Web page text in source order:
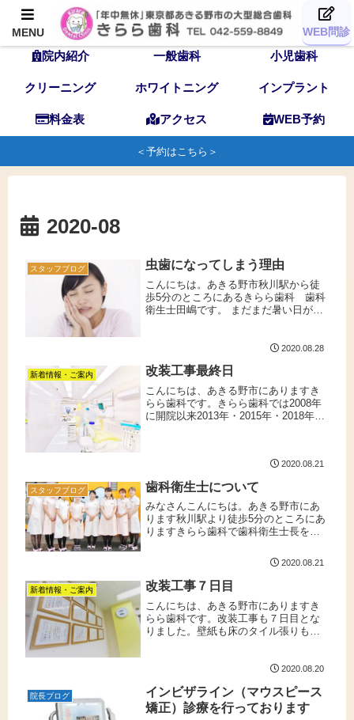
TOP 歯科医師 スタッフ
院内紹介 一般歯科 小児歯科
クリーニング ホワイトニング インプラント
料金表 アクセス WEB予約
＜予約はこちら＞
2020-08
スタッフブログ 虫歯になってしまう理由
こんにちは。あきる野市秋川駅から徒
歩5分のところにあるきらら歯科 歯科
衛生士田嶋です。 まだまだ暑い日が続
になってしまう理由をお話ししたいと
2020.08.28
新着情報・ご案内 改装工事最終日
こんにちは、あきる野市にありますき
らら歯科です。きらら歯科では2008年
に開院以来2013年・2015年・2018年と
2020.08.21
スタッフブログ 歯科衛生士について
みなさんこんにちは。あきる野市にあ
ります秋川駅より徒歩5分のところにあ
りますきらら歯科で歯科衛生士長をし
れが出てくる頃ですが皆様ご体調いか
ごですか？疲れがたまることでお口の
中に症状が出ることもありますので
な...
2020.08.21
新着情報・ご案内 改装工事７日目
こんにちは、あきる野市にありますき
らら歯科です。改装工事も７日目とな
りました。壁紙も床のタイル張りも終
を助手さんに戻してもらいました。在
い...
2020.08.20
院長ブログ
インビザライン（マウスピース
矯正）診療を行っております
MENU WEB問診